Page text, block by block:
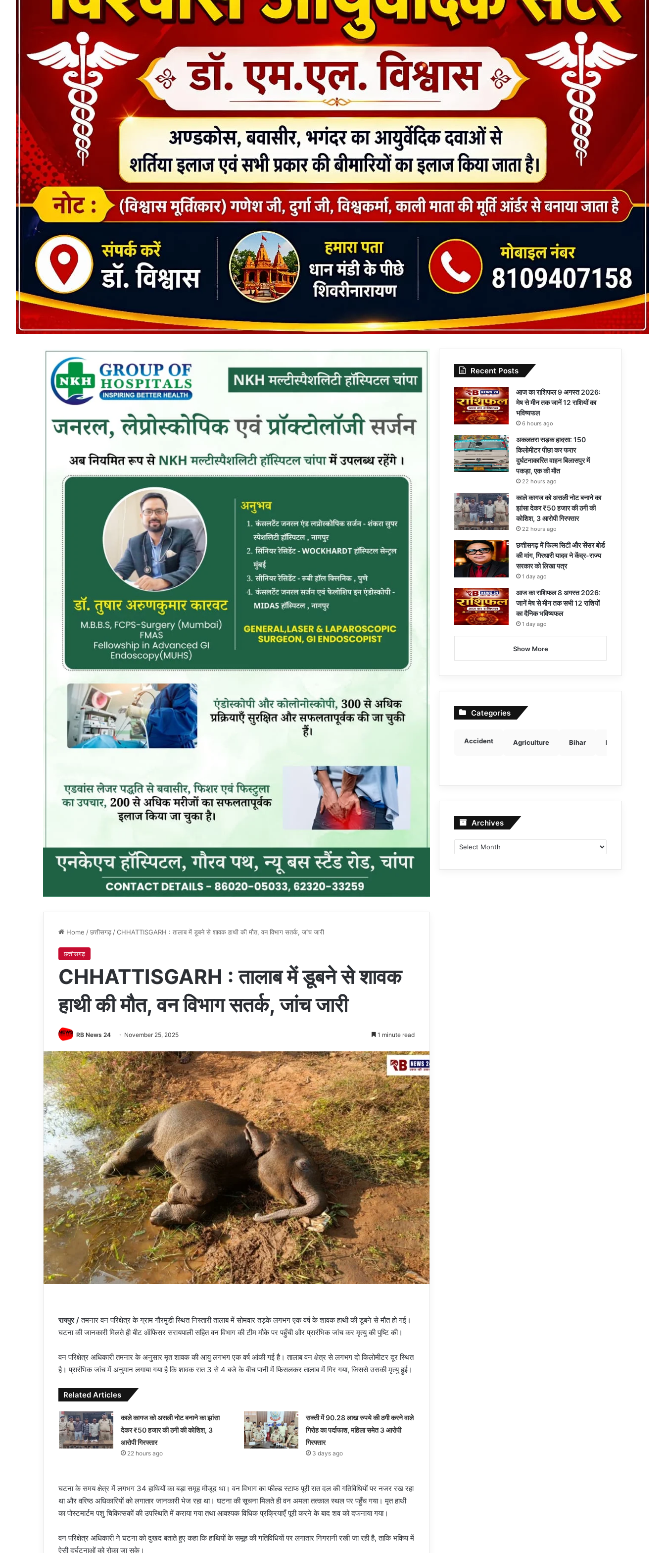
Home /छत्तीसगढ़ /CHHATTISGARH : तालाब में डूबने से शावक हाथी की मौत, वन विभाग सतर्क, जांच जारी
छत्तीसगढ़
CHHATTISGARH : तालाब में डूबने से शावक
हाथी की मौत, वन विभाग सतर्क, जांच जारी
RB News 24 November 25, 2025 1 minute read
रायपुर /तमनार वन परिक्षेत्र के ग्राम गौरमुडी स्थित निस्तारी तालाब में सोमवार तड़के लगभग एक वर्ष के शावक हाथी की डूबने से मौत हो गई।
घटना की जानकारी मिलते ही बीट ऑफिसर सरायपाली सहित वन विभाग की टीम मौके पर पहुँची और प्रारंभिक जांच कर मृत्यु की पुष्टि की।
वन परिक्षेत्र अधिकारी तमनार के अनुसार मृत शावक की आयु लगभग एक वर्ष आंकी गई है। तालाब वन क्षेत्र से लगभग दो किलोमीटर दूर स्थित
है। प्रारंभिक जांच में अनुमान लगाया गया है कि शावक रात 3 से 4 बजे के बीच पानी में फिसलकर तालाब में गिर गया, जिससे उसकी मृत्यु हुई।
Related Articles
काले कागज को असली नोट बनाने का झांसा
देकर ₹50 हजार की ठगी की कोशिश, 3
आरोपी गिरफ्तार
22 hours ago
सक्ती में 90.28 लाख रुपये की ठगी करने वाले
गिरोह का पर्दाफाश, महिला समेत 3 आरोपी
गिरफ्तार
3 days ago
घटना के समय क्षेत्र में लगभग 34 हाथियों का बड़ा समूह मौजूद था। वन विभाग का फील्ड स्टाफ पूरी रात दल की गतिविधियों पर नजर रख रहा
था और वरिष्ठ अधिकारियों को लगातार जानकारी भेज रहा था। घटना की सूचना मिलते ही वन अमला तत्काल स्थल पर पहुँच गया। मृत हाथी
का पोस्टमार्टम पशु चिकित्सकों की उपस्थिति में कराया गया तथा आवश्यक विधिक प्रक्रियाएँ पूरी करने के बाद शव को दफनाया गया।
वन परिक्षेत्र अधिकारी ने घटना को दुखद बताते हुए कहा कि हाथियों के समूह की गतिविधियों पर लगातार निगरानी रखी जा रही है, ताकि भविष्य में
ऐसी दुर्घटनाओं को रोका जा सके।
Recent Posts
आज का राशिफल 9 अगस्त 2026:
मेष से मीन तक जानें 12 राशियों का
भविष्यफल
6 hours ago
अकलतरा सड़क हादसा: 150
किलोमीटर पीछा कर फरार
दुर्घटनाकारित वाहन बिलासपुर में
पकड़ा, एक की मौत
22 hours ago
काले कागज को असली नोट बनाने का
झांसा देकर ₹50 हजार की ठगी की
कोशिश, 3 आरोपी गिरफ्तार
22 hours ago
छत्तीसगढ़ में फिल्म सिटी और सेंसर बोर्ड
की मांग, गिरधारी यादव ने केंद्र-राज्य
सरकार को लिखा पत्र
1 day ago
आज का राशिफल 8 अगस्त 2026:
जानें मेष से मीन तक सभी 12 राशियों
का दैनिक भविष्यफल
1 day ago
Show More
Categories
Accident Agriculture Bihar Breaking news
Archives Archives